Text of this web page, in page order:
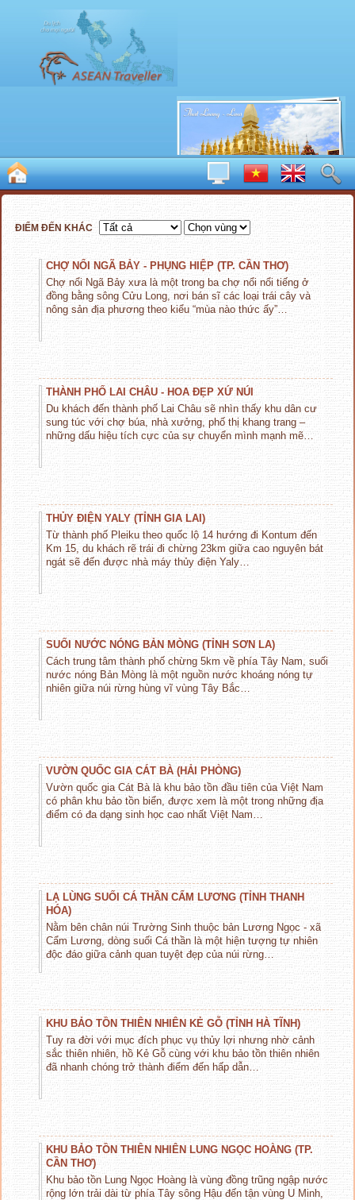
ĐIỂM ĐẾN KHÁC
CHỢ NỔI NGÃ BẢY - PHỤNG HIỆP (TP. CẦN THƠ)
Chợ nổi Ngã Bảy xưa là một trong ba chợ nổi nổi tiếng ở
đồng bằng sông Cửu Long, nơi bán sĩ các loại trái cây và
nông sản địa phương theo kiểu “mùa nào thức ấy”…
THÀNH PHỐ LAI CHÂU - HOA ĐẸP XỨ NÚI
Du khách đến thành phố Lai Châu sẽ nhìn thấy khu dân cư
sung túc với chợ búa, nhà xưởng, phố thị khang trang –
những dấu hiệu tích cực của sự chuyển mình mạnh mẽ…
THỦY ĐIỆN YALY (TỈNH GIA LAI)
Từ thành phố Pleiku theo quốc lộ 14 hướng đi Kontum đến
Km 15, du khách rẽ trái đi chừng 23km giữa cao nguyên bát
ngát sẽ đến được nhà máy thủy điện Yaly…
SUỐI NƯỚC NÓNG BẢN MÒNG (TỈNH SƠN LA)
Cách trung tâm thành phố chừng 5km về phía Tây Nam, suối
nước nóng Bản Mòng là một nguồn nước khoáng nóng tự
nhiên giữa núi rừng hùng vĩ vùng Tây Bắc…
VƯỜN QUỐC GIA CÁT BÀ (HẢI PHÒNG)
Vườn quốc gia Cát Bà là khu bảo tồn đầu tiên của Việt Nam
có phân khu bảo tồn biển, được xem là một trong những địa
điểm có đa dạng sinh học cao nhất Việt Nam…
LẠ LÙNG SUỐI CÁ THẦN CẨM LƯƠNG (TỈNH THANH
HÓA)
Nằm bên chân núi Trường Sinh thuộc bản Lương Ngọc - xã
Cẩm Lương, dòng suối Cá thần là một hiện tượng tự nhiên
độc đáo giữa cảnh quan tuyệt đẹp của núi rừng…
KHU BẢO TỒN THIÊN NHIÊN KẺ GỖ (TỈNH HÀ TĨNH)
Tuy ra đời với mục đích phục vụ thủy lợi nhưng nhờ cảnh
sắc thiên nhiên, hồ Kẻ Gỗ cùng với khu bảo tồn thiên nhiên
đã nhanh chóng trở thành điểm đến hấp dẫn…
KHU BẢO TỒN THIÊN NHIÊN LUNG NGỌC HOÀNG (TP.
CẦN THƠ)
Khu bảo tồn Lung Ngọc Hoàng là vùng đồng trũng ngập nước
rộng lớn trải dài từ phía Tây sông Hậu đến tận vùng U Minh,